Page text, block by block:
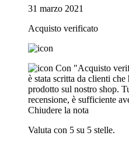
31 marzo 2021
Acquisto verificato
Con "Acquisto
è stata scritta da clienti
prodotto sul nostro shop.
recensione, è sufficiente
Chiudere la nota
Valuta con 5 su 5 stelle.